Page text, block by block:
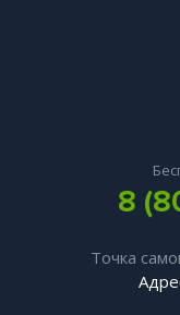
8
Точка